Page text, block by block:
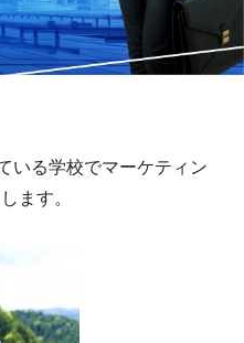
いる学校でマーケティン
ます。